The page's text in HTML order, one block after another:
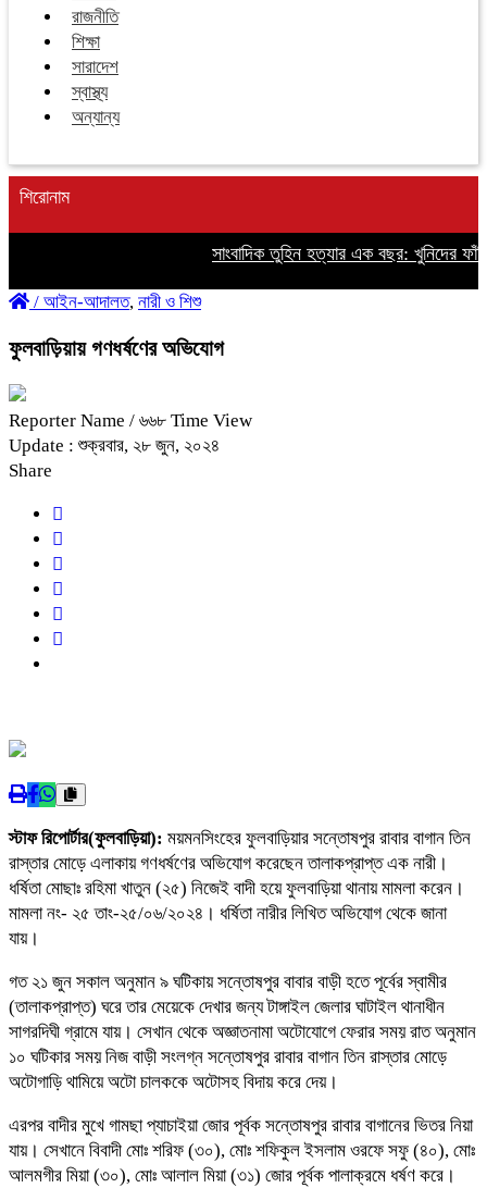
রাজনীতি
শিক্ষা
সারাদেশ
স্বাস্থ্য
অন্যান্য
শিরোনাম
সাংবাদিক তুহিন হত্যার এক বছর: খুনিদের ফাঁসির
/ আইন-আদালত, নারী ও শিশু
ফুলবাড়িয়ায় গণধর্ষণের অভিযোগ
Reporter Name / ৬৬৮ Time View
Update : শুক্রবার, ২৮ জুন, ২০২৪
Share
স্টাফ রিপোর্টার(ফুলবাড়িয়া): ময়মনসিংহের ফুলবাড়িয়ার সন্তোষপুর রাবার বাগান তিন
রাস্তার মোড়ে এলাকায় গণধর্ষণের অভিযোগ করেছেন তালাকপ্রাপ্ত এক নারী।
ধর্ষিতা মোছাঃ রহিমা খাতুন (২৫) নিজেই বাদী হয়ে ফুলবাড়িয়া থানায় মামলা করেন।
মামলা নং- ২৫ তাং-২৫/০৬/২০২৪। ধর্ষিতা নারীর লিখিত অভিযোগ থেকে জানা
যায়।
গত ২১ জুন সকাল অনুমান ৯ ঘটিকায় সন্তোষপুর বাবার বাড়ী হতে পূর্বের স্বামীর
(তালাকপ্রাপ্ত) ঘরে তার মেয়েকে দেখার জন্য টাঙ্গাইল জেলার ঘাটাইল থানাধীন
সাগরদিঘী গ্রামে যায়। সেখান থেকে অজ্ঞাতনামা অটোযোগে ফেরার সময় রাত অনুমান
১০ ঘটিকার সময় নিজ বাড়ী সংলগ্ন সন্তোষপুর রাবার বাগান তিন রাস্তার মোড়ে
অটোগাড়ি থামিয়ে অটো চালককে অটোসহ বিদায় করে দেয়।
এরপর বাদীর মুখে গামছা প্যাচাইয়া জোর পূর্বক সন্তোষপুর রাবার বাগানের ভিতর নিয়া
যায়। সেখানে বিবাদী মোঃ শরিফ (৩০), মোঃ শফিকুল ইসলাম ওরফে সফু (৪০), মোঃ
আলমগীর মিয়া (৩০), মোঃ আলাল মিয়া (৩১) জোর পূর্বক পালাক্রমে ধর্ষণ করে।